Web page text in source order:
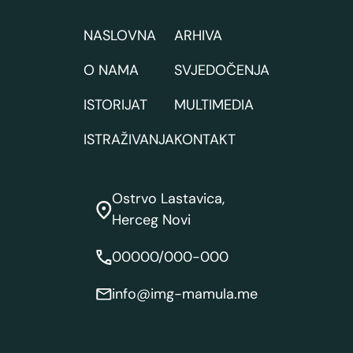
NASLOVNA
O NAMA
ISTORIJAT
ISTRAŽIVANJA
ARHIVA
SVJEDOČENJA
MULTIMEDIA
KONTAKT
Ostrvo Lastavica,
Herceg Novi
00000/000-000
info@img-mamula.me